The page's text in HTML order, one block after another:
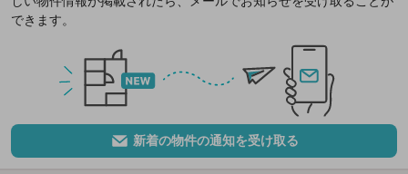
できます。
新着の物件の通知を受け取る